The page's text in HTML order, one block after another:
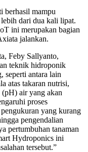
berhasil mampu
dari dua kali lipat.
ini merupakan bagian
jalankan.
Feby Sallyanto,
teknik hidroponik
seperti antara lain
atas takaran nutrisi,
(pH) air yang akan
proses
yang kurang
pengendalian
pertumbuhan tanaman
Hydroponics ini
tersebut.”